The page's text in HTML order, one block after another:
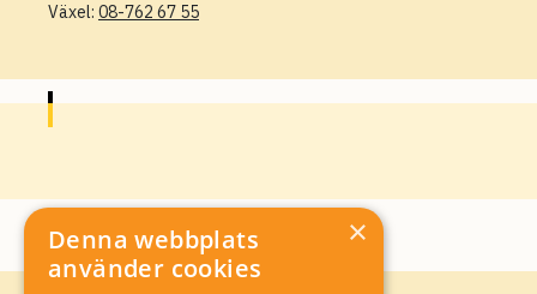
Växel: 08-762 67 55
×
Denna webbplats
använder cookies